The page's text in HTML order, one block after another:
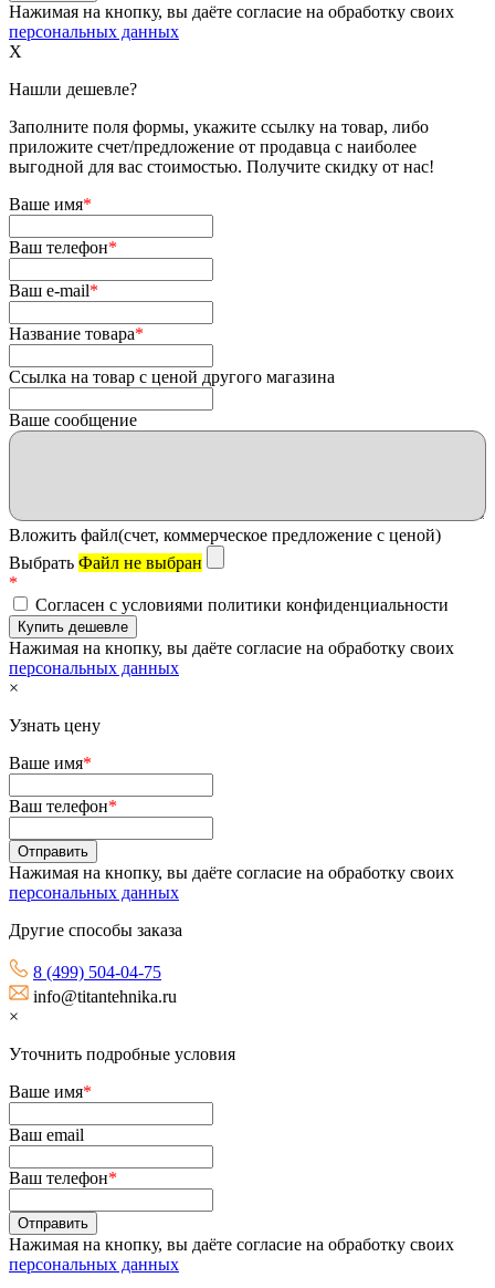
Нажимая на кнопку, вы даёте согласие на обработку своих
персональных данных
X
Нашли дешевле?
Заполните поля формы, укажите ссылку на товар, либо
приложите счет/предложение от продавца с наиболее
выгодной для вас стоимостью. Получите скидку от нас!
Ваше имя*
Ваш телефон*
Ваш e-mail*
Название товара*
Ссылка на товар с ценой другого магазина
Ваше сообщение
Вложить файл(счет, коммерческое предложение с ценой)
Выбрать Файл не выбран
*
Согласен с условиями политики конфиденциальности
Нажимая на кнопку, вы даёте согласие на обработку своих
персональных данных
×
Узнать цену
Ваше имя*
Ваш телефон*
Нажимая на кнопку, вы даёте согласие на обработку своих
персональных данных
Другие способы заказа
8 (499) 504-04-75
info@titantehnika.ru
×
Уточнить подробные условия
Ваше имя*
Ваш email
Ваш телефон*
Нажимая на кнопку, вы даёте согласие на обработку своих
персональных данных